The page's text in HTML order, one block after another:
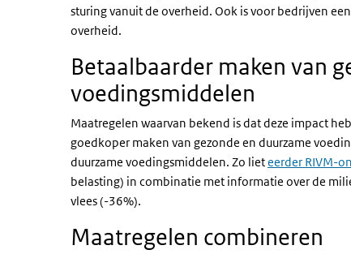
sturing vanuit de overheid. Ook is voor bedrijven
overheid.
Betaalbaarder maken van
voedingsmiddelen
Maatregelen waarvan bekend is dat deze impact
goedkoper maken van gezonde en duurzame
duurzame voedingsmiddelen. Zo lieteerder RIVM-
belasting) in combinatie met informatie over de
vlees (-36%).
Maatregelen combineren